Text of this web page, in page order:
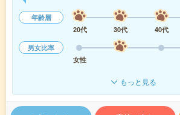
年齢層
20代
30代 40代
男女比率
女性
もっと見る